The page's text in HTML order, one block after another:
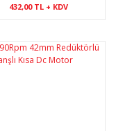
432,00 TL + KDV